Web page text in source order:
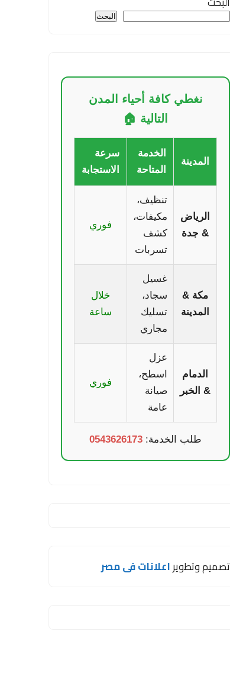
البحث
نغطي كافة أحياء المدن
التالية 🏠
المدينة
الخدمة
المتاحة
سرعة
الاستجابة
الرياض
& جدة
تنظيف،
مكيفات،
كشف
تسربات
فوري
مكة &
المدينة
غسيل
سجاد،
تسليك
مجاري
خلال
ساعة
الدمام
& الخبر
عزل
اسطح،
صيانة
عامة
فوري
طلب الخدمة: 0543626173
تصميم وتطويراعلانات فى مصر